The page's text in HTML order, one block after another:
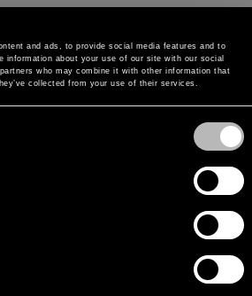
and ads, to provide social media features and to
information about your use of our site with our social
who may combine it with other information that
collected from your use of their services.